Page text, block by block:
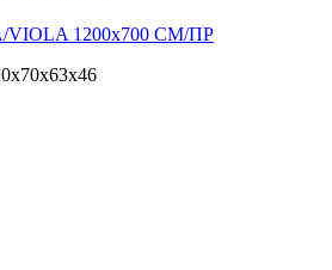
1200х700 СМ/ПР